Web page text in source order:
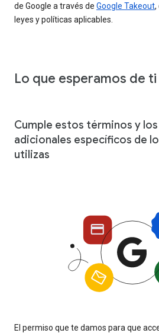
de Google a través de Google Takeout,
leyes y políticas aplicables.
Lo que esperamos de ti
Cumple estos términos y
adicionales específicos de
utilizas
El permiso que te damos para que